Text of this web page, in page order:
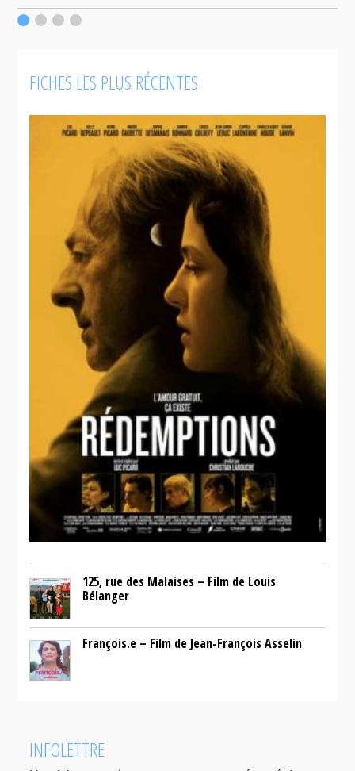
FICHES LES PLUS RÉCENTES
125, rue des Malaises – Film de Louis
Bélanger
François.e – Film de Jean-François Asselin
INFOLETTRE